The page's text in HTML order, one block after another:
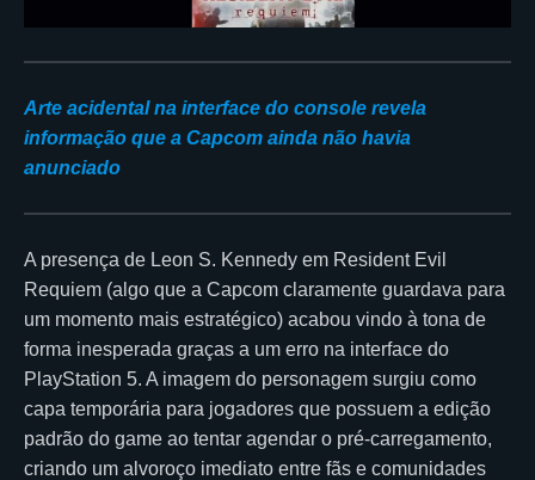
Arte acidental na interface do console revela
informação que a Capcom ainda não havia
anunciado
A presença de Leon S. Kennedy em Resident Evil
Requiem (algo que a Capcom claramente guardava para
um momento mais estratégico) acabou vindo à tona de
forma inesperada graças a um erro na interface do
PlayStation 5. A imagem do personagem surgiu como
capa temporária para jogadores que possuem a edição
padrão do game ao tentar agendar o pré-carregamento,
criando um alvoroço imediato entre fãs e comunidades